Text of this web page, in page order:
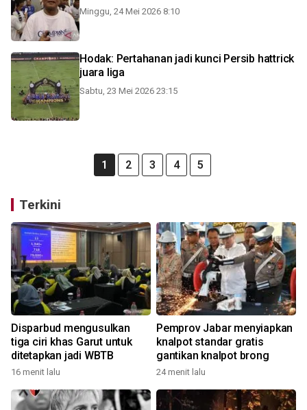
Minggu, 24 Mei 2026 8:10
Hodak: Pertahanan jadi kunci Persib hattrick
juara liga
Sabtu, 23 Mei 2026 23:15
1 2 3 4 5
Terkini
Disparbud mengusulkan
tiga ciri khas Garut untuk
ditetapkan jadi WBTB
16 menit lalu
Pemprov Jabar menyiapkan
knalpot standar gratis
gantikan knalpot brong
24 menit lalu